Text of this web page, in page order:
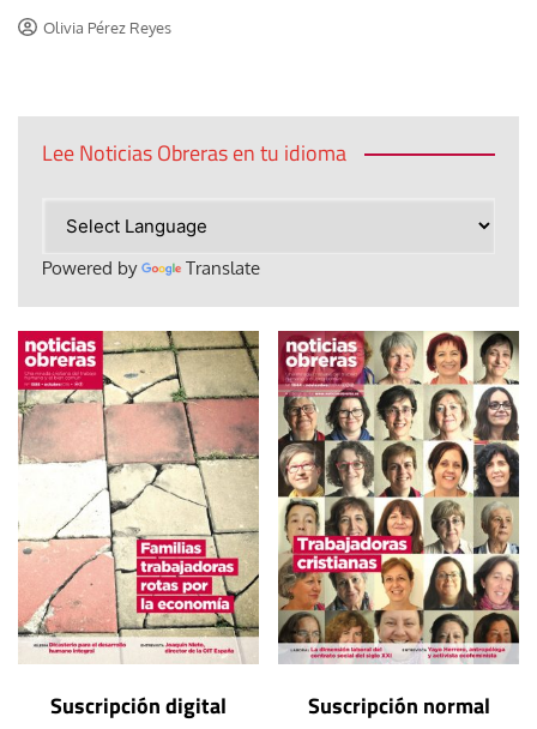
Olivia Pérez Reyes
Lee Noticias Obreras en tu idioma
Powered by Translate
Suscripción digital Suscripción normal